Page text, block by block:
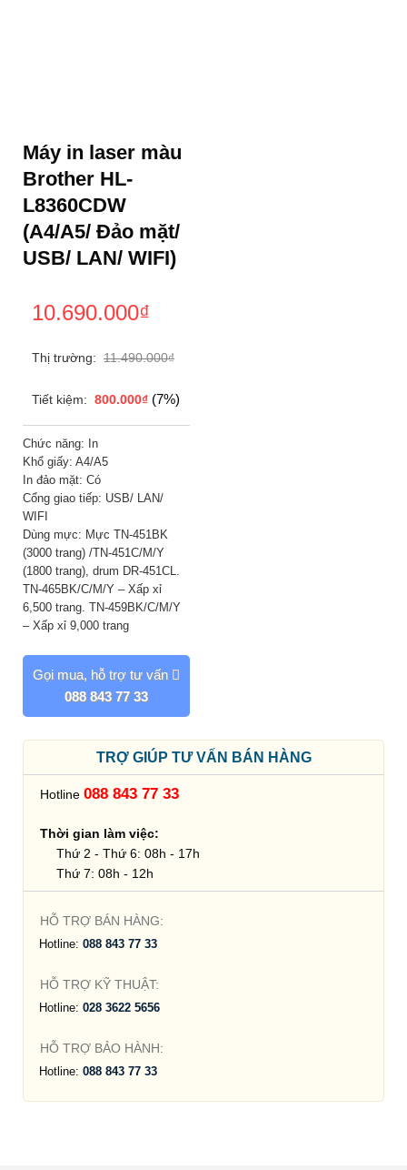
Máy in laser màu
Brother HL-
L8360CDW
(A4/A5/ Đảo mặt/
USB/ LAN/ WIFI)
10.690.000₫
Thị trường: 11.490.000₫
Tiết kiệm: 800.000₫ (7%)
Chức năng: In
Khổ giấy: A4/A5
In đảo mặt: Có
Cổng giao tiếp: USB/ LAN/
WIFI
Dùng mực: Mực TN-451BK
(3000 trang) /TN-451C/M/Y
(1800 trang), drum DR-451CL.
TN-465BK/C/M/Y – Xấp xỉ
6,500 trang. TN-459BK/C/M/Y
– Xấp xỉ 9,000 trang
Gọi mua, hỗ trợ tư vấn
088 843 77 33
TRỢ GIÚP TƯ VẤN BÁN HÀNG
Hotline088 843 77 33
Thời gian làm việc:
Thứ 2 - Thứ 6: 08h - 17h
Thứ 7: 08h - 12h
HỖ TRỢ BÁN HÀNG:
Hotline: 088 843 77 33
HỖ TRỢ KỸ THUẬT:
Hotline: 028 3622 5656
HỖ TRỢ BẢO HÀNH:
Hotline: 088 843 77 33